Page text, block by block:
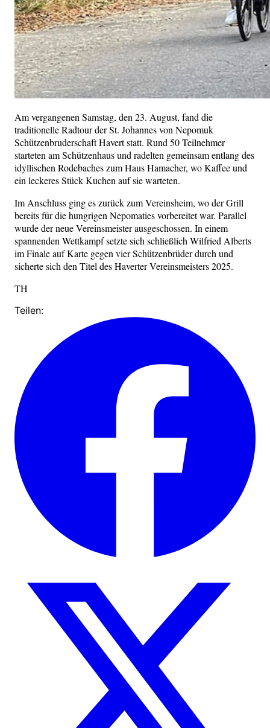
Am vergangenen Samstag, den 23. August, fand die
traditionelle Radtour der St. Johannes von Nepomuk
Schützenbruderschaft Havert statt. Rund 50 Teilnehmer
starteten am Schützenhaus und radelten gemeinsam entlang des
idyllischen Rodebaches zum Haus Hamacher, wo Kaffee und
ein leckeres Stück Kuchen auf sie warteten.
Im Anschluss ging es zurück zum Vereinsheim, wo der Grill
bereits für die hungrigen Nepomaties vorbereitet war. Parallel
wurde der neue Vereinsmeister ausgeschossen. In einem
spannenden Wettkampf setzte sich schließlich Wilfried Alberts
im Finale auf Karte gegen vier Schützenbrüder durch und
sicherte sich den Titel des Haverter Vereinsmeisters 2025.
TH
Teilen: